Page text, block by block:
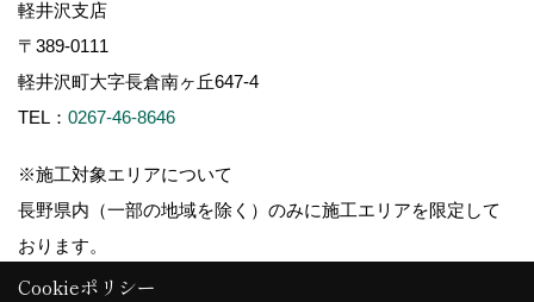
軽井沢支店
〒389-0111
軽井沢町大字長倉南ヶ丘647-4
TEL： 0267-46-8646
※施工対象エリアについて
長野県内（一部の地域を除く）のみに施工エリアを限定して
おります。
Cookieポリシー